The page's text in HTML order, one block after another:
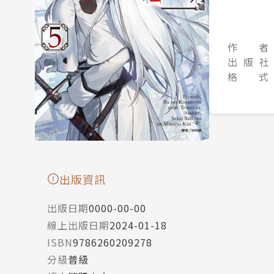
作 者
出 版 社
格 式
出版資訊
出版日期0000-00-00
線上出版日期2024-01-18
ISBN9786260209278
分級普級